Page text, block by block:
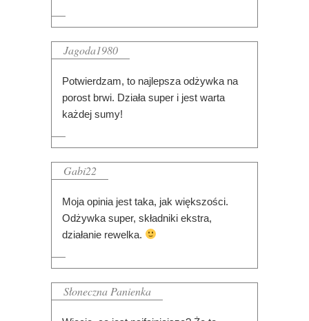
Jagoda1980
Potwierdzam, to najlepsza odżywka na
porost brwi. Działa super i jest warta
każdej sumy!
Gabi22
Moja opinia jest taka, jak większości.
Odżywka super, składniki ekstra,
działanie rewelka.
Słoneczna Panienka